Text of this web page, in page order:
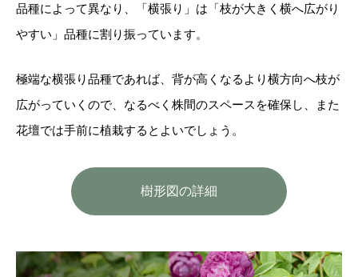
品種によって異なり、「横張り」は「枝が大きく横へ広がり
やすい」品種に割り振っています。
極端な横張り品種であれば、背が高くなるより横方向へ枝が
広がっていくので、なるべく株間のスペースを確保し、また
花壇では手前に植栽するとよいでしょう。
樹形図の詳細